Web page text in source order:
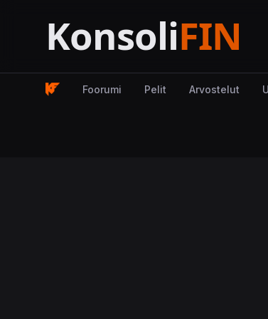
Foorumi Pelit Arvostelut